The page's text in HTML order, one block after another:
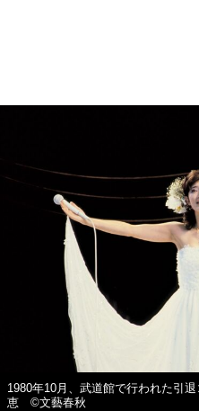
1980年10月、武道館で行われた引
恵 ©️文藝春秋